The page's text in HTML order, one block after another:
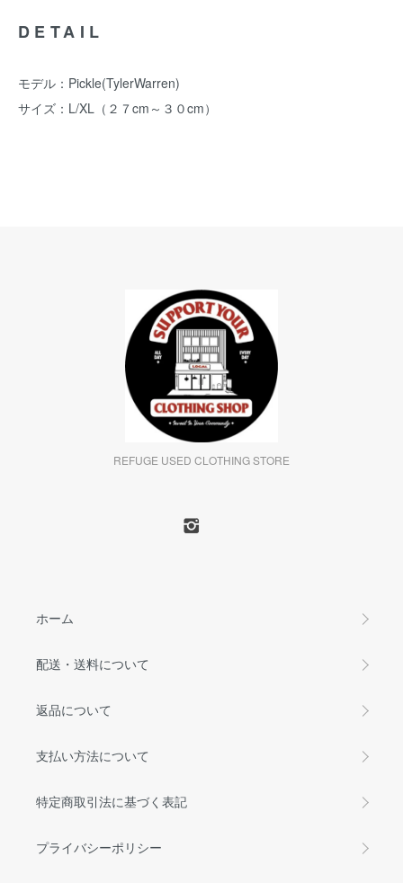
DETAIL
モデル：Pickle(TylerWarren)
サイズ：L/XL（２７cm～３０cm）
REFUGE USED CLOTHING STORE
ホーム
配送・送料について
返品について
支払い方法について
特定商取引法に基づく表記
プライバシーポリシー